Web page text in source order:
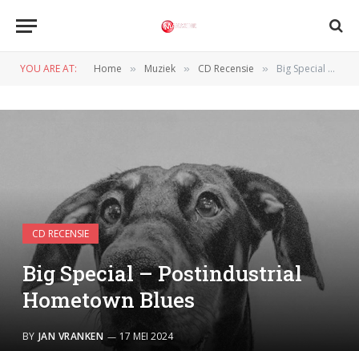
YOU ARE AT: Home » Muziek » CD Recensie » Big Special – Postindustrial Hometown Blues
CD RECENSIE
Big Special – Postindustrial
Hometown Blues
BY JAN VRANKEN 17 MEI 2024